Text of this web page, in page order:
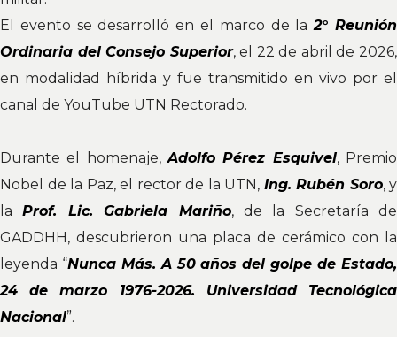
El evento se desarrolló en el marco de la2° Reunión
Ordinaria del Consejo Superior, el 22 de abril de 2026,
en modalidad híbrida y fue transmitido en vivo por el
canal de YouTube UTN Rectorado.
Durante el homenaje,Adolfo Pérez Esquivel, Premio
Nobel de la Paz, el rector de la UTN, Ing. Rubén Soro, y
laProf. Lic. Gabriela Mariño, de la Secretaría de
GADDHH, descubrieron una placa de cerámico con la
leyenda “Nunca Más. A 50 años del golpe de Estado,
24 de marzo 1976-2026. Universidad Tecnológica
Nacional”.